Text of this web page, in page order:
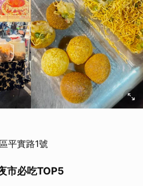
平實路1號
市必吃TOP5